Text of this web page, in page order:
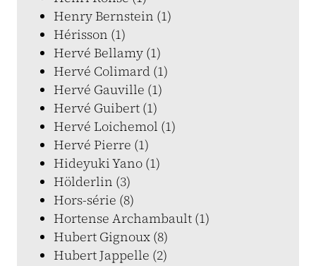
Henry Bernstein (1)
Hérisson (1)
Hervé Bellamy (1)
Hervé Colimard (1)
Hervé Gauville (1)
Hervé Guibert (1)
Hervé Loichemol (1)
Hervé Pierre (1)
Hideyuki Yano (1)
Hölderlin (3)
Hors-série (8)
Hortense Archambault (1)
Hubert Gignoux (8)
Hubert Jappelle (2)